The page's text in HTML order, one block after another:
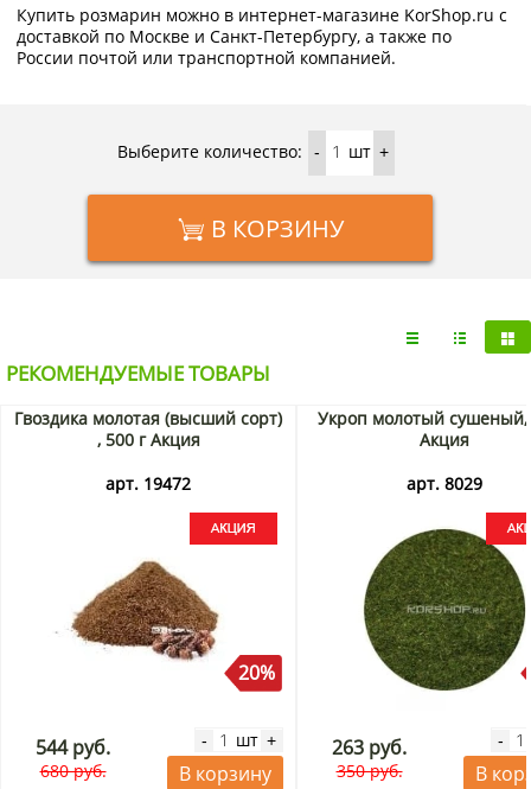
Купить розмарин можно в интернет-магазине KorShop.ru с
доставкой по Москве и Санкт-Петербургу, а также по
России почтой или транспортной компанией.
Выберите количество: - шт +
В КОРЗИНУ
РЕКОМЕНДУЕМЫЕ ТОВАРЫ
Гвоздика молотая (высший сорт)
, 500 г Акция
арт. 19472
20%
544 руб.
680 руб.
- шт +
В корзину
Укроп молотый сушеный,
Акция
арт. 8029
263 руб.
350 руб.
-
В